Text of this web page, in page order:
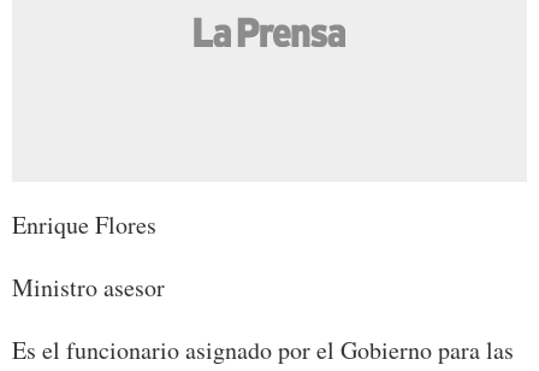
Enrique Flores
Ministro asesor
Es el funcionario asignado por el Gobierno para las